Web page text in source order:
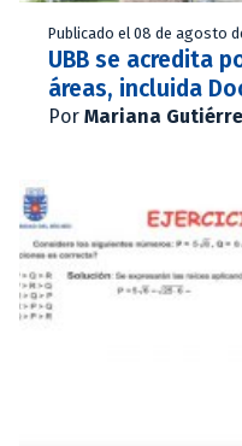
Publicado el 08 de agosto
UBB se acredita
áreas, incluida
Por Mariana